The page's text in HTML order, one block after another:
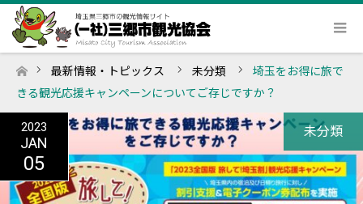
ホーム
最新情報・トピックス 未分類
埼玉をお得に旅で
きる観光応援キャンペーンについてご存じですか？
2023
JAN
05
未分類